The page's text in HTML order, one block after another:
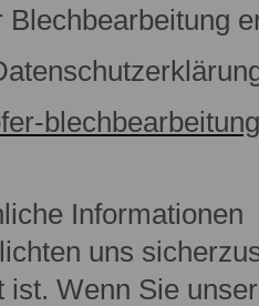
Blechbearbeitung
Informationen
uns
ist. Wenn Sie